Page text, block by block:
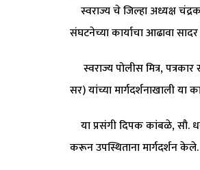
स्वराज्य चे जिल्हा अध्यक्ष
संघटनेच्या कार्याचा आढावा
स्वराज्य पोलीस मित्र,
सर) यांच्या मार्गदर्शनाखाली
या प्रसंगी दिपक कांबळे, सौ.
करून उपस्थिताना मार्गदर्शन केले.